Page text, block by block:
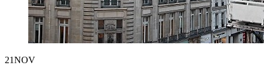
21NOV